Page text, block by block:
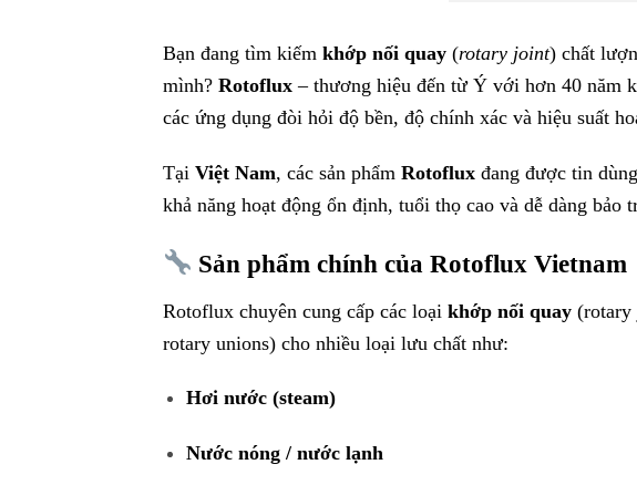
Bạn đang tìm kiếm khớp nối quay (rotary joint) chất
mình? Rotoflux – thương hiệu đến từ Ý với hơn 40 năm
các ứng dụng đòi hỏi độ bền, độ chính xác và hiệu suất
Tại Việt Nam, các sản phẩm Rotoflux đang được tin
khả năng hoạt động ổn định, tuổi thọ cao và dễ dàng bảo
Sản phẩm chính của Rotoflux Vietnam
Rotoflux chuyên cung cấp các loại khớp nối quay (rotary
rotary unions) cho nhiều loại lưu chất như:
Hơi nước (steam)
Nước nóng / nước lạnh